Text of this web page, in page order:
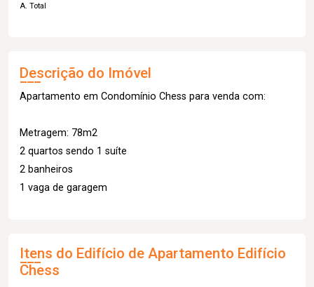
A. Total
Descrição do Imóvel
Apartamento em Condomínio Chess para venda com:
Metragem: 78m2
2 quartos sendo 1 suíte
2 banheiros
1 vaga de garagem
Itens do Edifício de Apartamento Edifício
Chess